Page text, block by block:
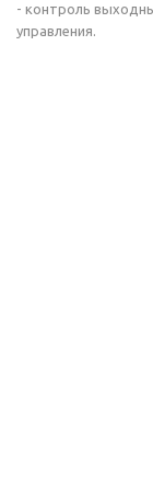
- контроль
управления.